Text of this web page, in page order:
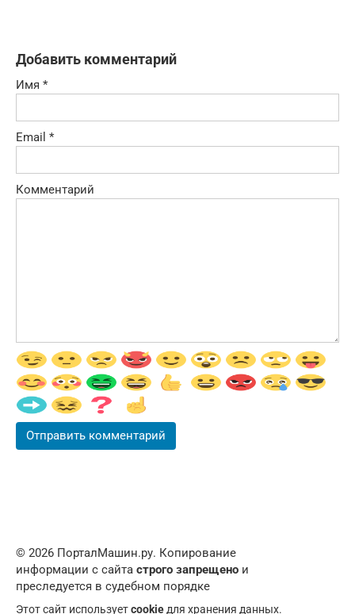
Добавить комментарий
Имя *
Email *
Комментарий
© 2026 ПорталМашин.ру. Копирование
информации с сайта строго запрещено и
преследуется в судебном порядке
Этот сайт используетcookie для хранения данных.